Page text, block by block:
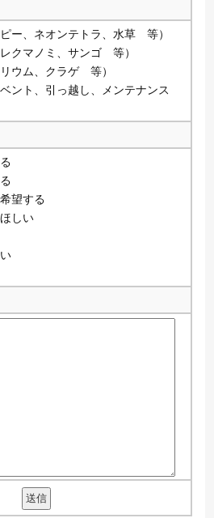
ー、ネオンテトラ、水草 等）
クマノミ、サンゴ 等）
ウム、クラゲ 等）
ント、引っ越し、メンテナンス
望する
しい